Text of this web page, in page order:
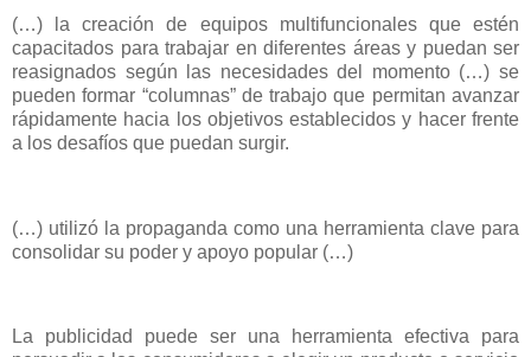
(…) la creación de equipos multifuncionales que estén
capacitados para trabajar en diferentes áreas y puedan ser
reasignados según las necesidades del momento (…) se
pueden formar “columnas” de trabajo que permitan avanzar
rápidamente hacia los objetivos establecidos y hacer frente
a los desafíos que puedan surgir.
(…) utilizó la propaganda como una herramienta clave para
consolidar su poder y apoyo popular (…)
La publicidad puede ser una herramienta efectiva para